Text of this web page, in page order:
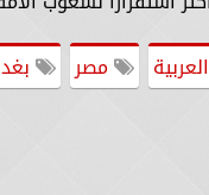
مصر